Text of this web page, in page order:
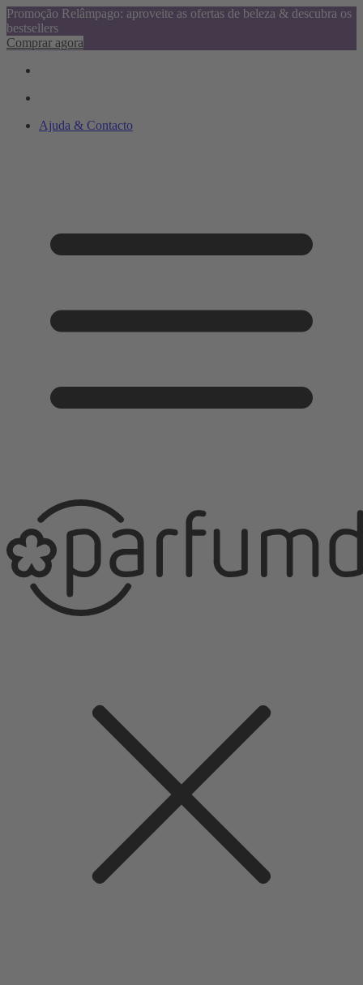
Promoção Relâmpago: aproveite as ofertas de beleza & descubra os
bestsellers
Comprar agora
Ajuda & Contacto